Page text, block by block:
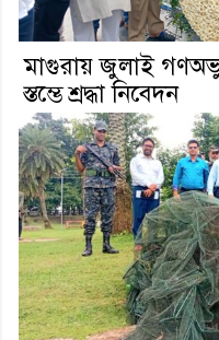
মাগুরায় জুলাই
স্তম্ভে শ্রদ্ধা নিবেদন